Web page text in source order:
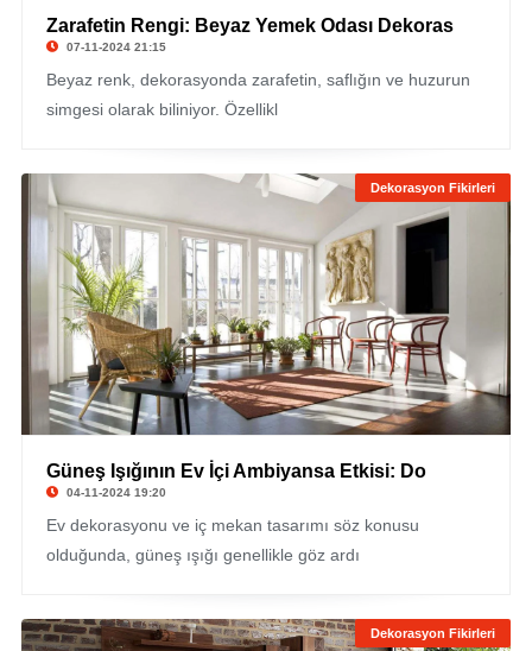
Zarafetin Rengi: Beyaz Yemek Odası Dekoras
07-11-2024 21:15
Beyaz renk, dekorasyonda zarafetin, saflığın ve huzurun
simgesi olarak biliniyor. Özellikl
Dekorasyon Fikirleri
Güneş Işığının Ev İçi Ambiyansa Etkisi: Do
04-11-2024 19:20
Ev dekorasyonu ve iç mekan tasarımı söz konusu
olduğunda, güneş ışığı genellikle göz ardı
Dekorasyon Fikirleri